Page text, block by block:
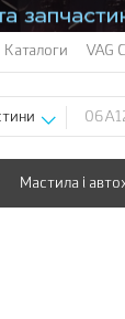
Каталоги VAG
Мастила і